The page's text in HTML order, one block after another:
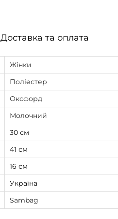
о
м
о
ч
к
і
Доставка та оплата
Жінки
Поліестер
Оксфорд
Молочний
30 см
41 см
16 см
Україна
Sambag